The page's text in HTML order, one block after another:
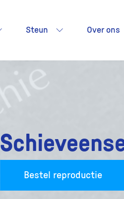
Steun Over ons
Bestel reproductie